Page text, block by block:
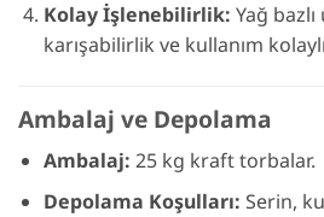
Kolay İşlenebilirlik: Yağ
karışabilirlik ve kullanım
Ambalaj ve Depolama
Ambalaj: 25 kg kraft torbalar.
Depolama Koşulları: Serin,